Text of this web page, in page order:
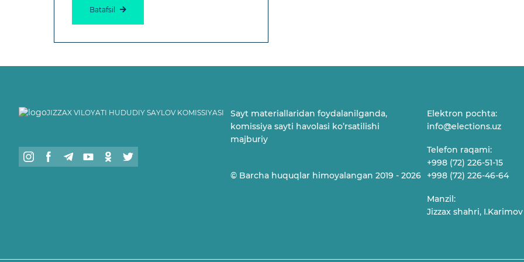
Batafsil
JIZZAX VILOYATI HUDUDIY SAYLOV KOMISSIYASI
Sayt materiallaridan foydalanilganda,
komissiya sayti havolasi ko’rsatilishi
majburiy
© Barcha huquqlar himoyalangan 2019 - 2026
Elektron pochta:
info@elections.uz
Telefon raqami:
+998 (72) 226-51-15
+998 (72) 226-46-64
Manzil:
Jizzax shahri, I.Karimov